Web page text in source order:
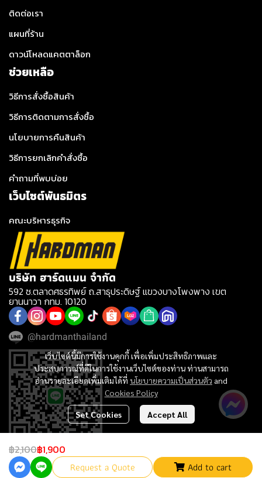
฿2,100฿1,900
Request a Quote Add to cart
เว็บไซต์นี้มีการใช้งานคุกกี้ เพื่อเพิ่มประสิทธิภาพและ
ประสบการณ์ที่ดีในการใช้งานเว็บไซต์ของท่าน ท่านสามารถ
อ่านรายละเอียดเพิ่มเติมได้ที่ นโยบายความเป็นส่วนตัว and
Cookies Policy
Set Cookies Accept All
ติดต่อเรา
แผนที่ร้าน
ดาวน์โหลดแคตตาล็อก
ช่วยเหลือ
วิธีการสั่งซื้อสินค้า
วิธีการติดตามการสั่งซื้อ
นโยบายการคืนสินค้า
วิธีการยกเลิกคำสั่งซื้อ
คำถามที่พบบ่อย
เว็บไซต์พันธมิตร
คณะบริหารธุรกิจ
บริษัท ฮาร์ดแมน จำกัด
592 ซ.ตลาดศธรทิพย์ ถ.สาธุประดิษฐ์ แขวงบางโพงพาง เขต
ยานนาวา กทม. 10120
@hardmanthailand
@2023 Hardman เครื่องมือช่าง เครื่องมือไฟฟ้า ประปา อุปกรณ์ช่าง ครบวงจร. All rights